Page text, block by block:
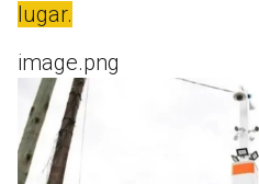
lugar.
image.png